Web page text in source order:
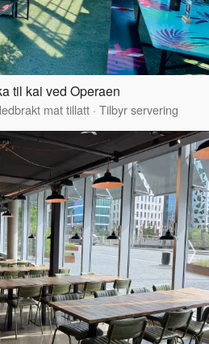
til kai ved Operaen
mat tillatt · Tilbyr servering